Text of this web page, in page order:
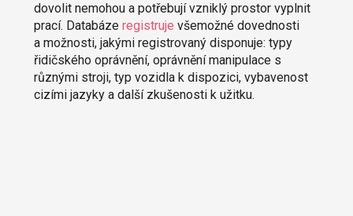
dovolit nemohou a potřebují vzniklý prostor vyplnit
prací. Databáze registruje všemožné dovednosti
a možnosti, jakými registrovaný disponuje: typy
řidičského oprávnění, oprávnění manipulace s
různými stroji, typ vozidla k dispozici, vybavenost
cizími jazyky a další zkušenosti k užitku.